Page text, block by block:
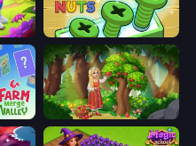
Fairyland Merge & Magic Screw Out: Bolts and Nuts
Northern Merge